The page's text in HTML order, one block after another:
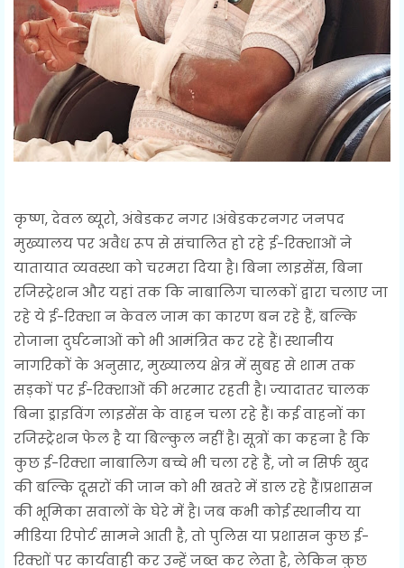
कृष्ण, देवल ब्यूरो, अंबेडकर नगर ।अंबेडकरनगर जनपद
मुख्यालय पर अवैध रूप से संचालित हो रहे ई-रिक्शाओं ने
यातायात व्यवस्था को चरमरा दिया है। बिना लाइसेंस, बिना
रजिस्ट्रेशन और यहां तक कि नाबालिग चालकों द्वारा चलाए जा
रहे ये ई-रिक्शा न केवल जाम का कारण बन रहे हैं, बल्कि
रोजाना दुर्घटनाओं को भी आमंत्रित कर रहे हैं। स्थानीय
नागरिकों के अनुसार, मुख्यालय क्षेत्र में सुबह से शाम तक
सड़कों पर ई-रिक्शाओं की भरमार रहती है। ज्यादातर चालक
बिना ड्राइविंग लाइसेंस के वाहन चला रहे हैं। कई वाहनों का
रजिस्ट्रेशन फेल है या बिल्कुल नहीं है। सूत्रों का कहना है कि
कुछ ई-रिक्शा नाबालिग बच्चे भी चला रहे हैं, जो न सिर्फ खुद
की बल्कि दूसरों की जान को भी खतरे में डाल रहे हैं।प्रशासन
की भूमिका सवालों के घेरे में है। जब कभी कोई स्थानीय या
मीडिया रिपोर्ट सामने आती है, तो पुलिस या प्रशासन कुछ ई-
रिक्शों पर कार्यवाही कर उन्हें जब्त कर लेता है, लेकिन कुछ